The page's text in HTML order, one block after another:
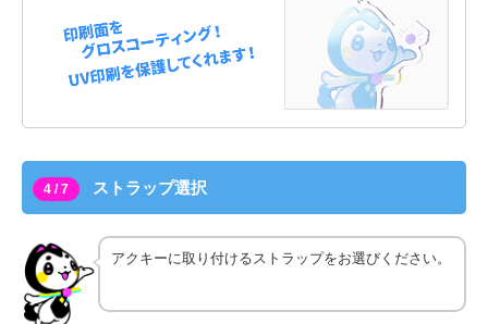
4 / 7 ストラップ選択
アクキーに取り付けるストラップをお選びください。